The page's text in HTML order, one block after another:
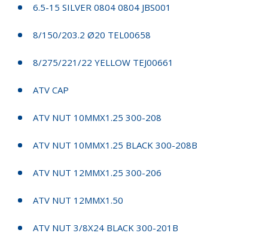
6.5-15 SILVER 0804 0804 JBS001
8/150/203.2 Ø20 TEL00658
8/275/221/22 YELLOW TEJ00661
ATV CAP
ATV NUT 10MMX1.25 300-208
ATV NUT 10MMX1.25 BLACK 300-208B
ATV NUT 12MMX1.25 300-206
ATV NUT 12MMX1.50
ATV NUT 3/8X24 BLACK 300-201B